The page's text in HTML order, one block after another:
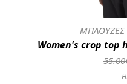
ΜΠΛΟΥΖΕΣ
Women's crop top